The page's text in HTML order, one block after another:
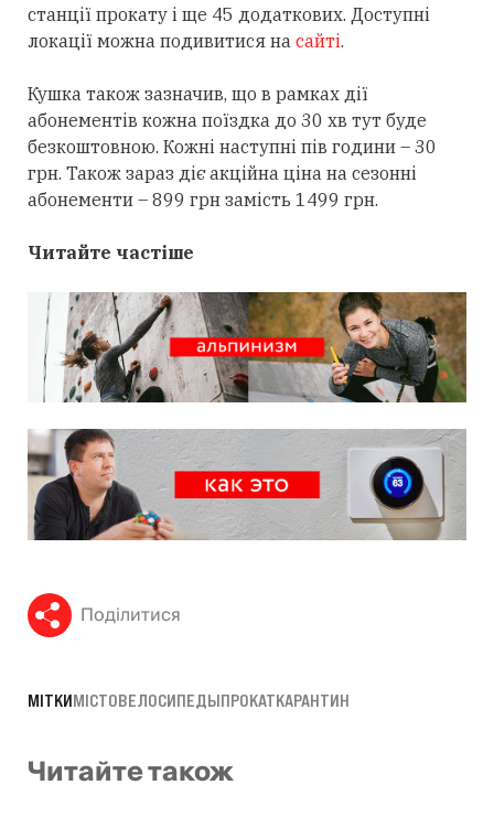
станції прокату і ще 45 додаткових. Доступні
локації можна подивитися на сайті.
Кушка також зазначив, що в рамках дії
абонементів кожна поїздка до 30 хв тут буде
безкоштовною. Кожні наступні пів години – 30
грн. Також зараз дієакційна ціна на сезонні
абонементи – 899 грн замість 1499 грн.
Читайте частіше
Поділитися
МІТКИМІСТОВЕЛОСИПЕДЫПРОКАТКАРАНТИН
Читайте також